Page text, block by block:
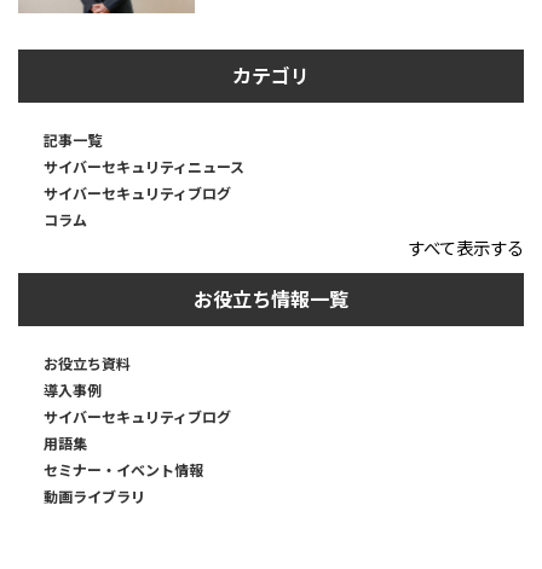
カテゴリ
記事一覧
サイバーセキュリティニュース
サイバーセキュリティブログ
コラム
すべて表示する
お役立ち情報一覧
お役立ち資料
導入事例
サイバーセキュリティブログ
用語集
セミナー・イベント情報
動画ライブラリ